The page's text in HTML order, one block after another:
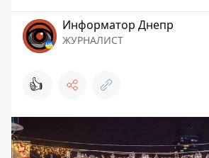
Информатор Днепр
ЖУРНАЛИСТ
👍